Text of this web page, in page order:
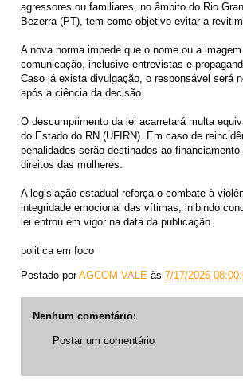
agressores ou familiares, no âmbito do Rio
Bezerra (PT), tem como objetivo evitar a
A nova norma impede que o nome ou a
comunicação, inclusive entrevistas e
Caso já exista divulgação, o responsável será
após a ciência da decisão.
O descumprimento da lei acarretará multa
do Estado do RN (UFIRN). Em caso de
penalidades serão destinados ao
direitos das mulheres.
A legislação estadual reforça o combate à
integridade emocional das vítimas, inibindo
lei entrou em vigor na data da publicação.
politica em foco
Postado porAGCOM VALE às 7/17/2025
Nenhum comentário:
Postar um comentário